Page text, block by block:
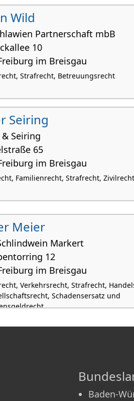
Wild
Partnerschaft mbB
10
im Breisgau
Strafrecht, Betreuungsrecht
Seiring
Seiring
65
im Breisgau
Familienrecht, Strafrecht, Zivilrecht
Meier
Markert
12
im Breisgau
Verkehrsrecht, Strafrecht,
Schadensersatz und
Baden-